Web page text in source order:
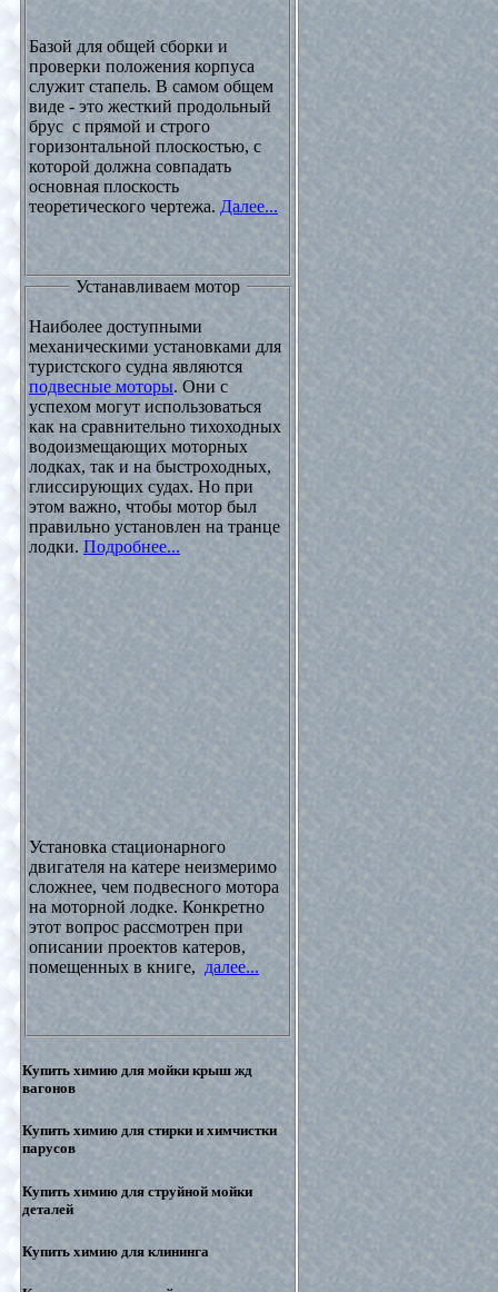
Базой для общей сборки и
проверки положения корпуса
служит стапель. В самом общем
виде - это жесткий продольный
брус с прямой и строго
горизонтальной плоскостью, с
которой должна совпадать
основная плоскость
теоретического чертежа. Далее...
Устанавливаем мотор
Наиболее доступными
механическими установками для
туристского судна являются
подвесные моторы. Они с
успехом могут использоваться
как на сравнительно тихоходных
водоизмещающих моторных
лодках, так и на быстроходных,
глиссирующих судах. Но при
этом важно, чтобы мотор был
правильно установлен на транце
лодки. Подробнее...
Установка стационарного
двигателя на катере неизмеримо
сложнее, чем подвесного мотора
на моторной лодке. Конкретно
этот вопрос рассмотрен при
описании проектов катеров,
помещенных в книге, далее...
Купить химию для мойки крыш жд
вагонов
Купить химию для стирки и химчистки
парусов
Купить химию для струйной мойки
деталей
Купить химию для клининга